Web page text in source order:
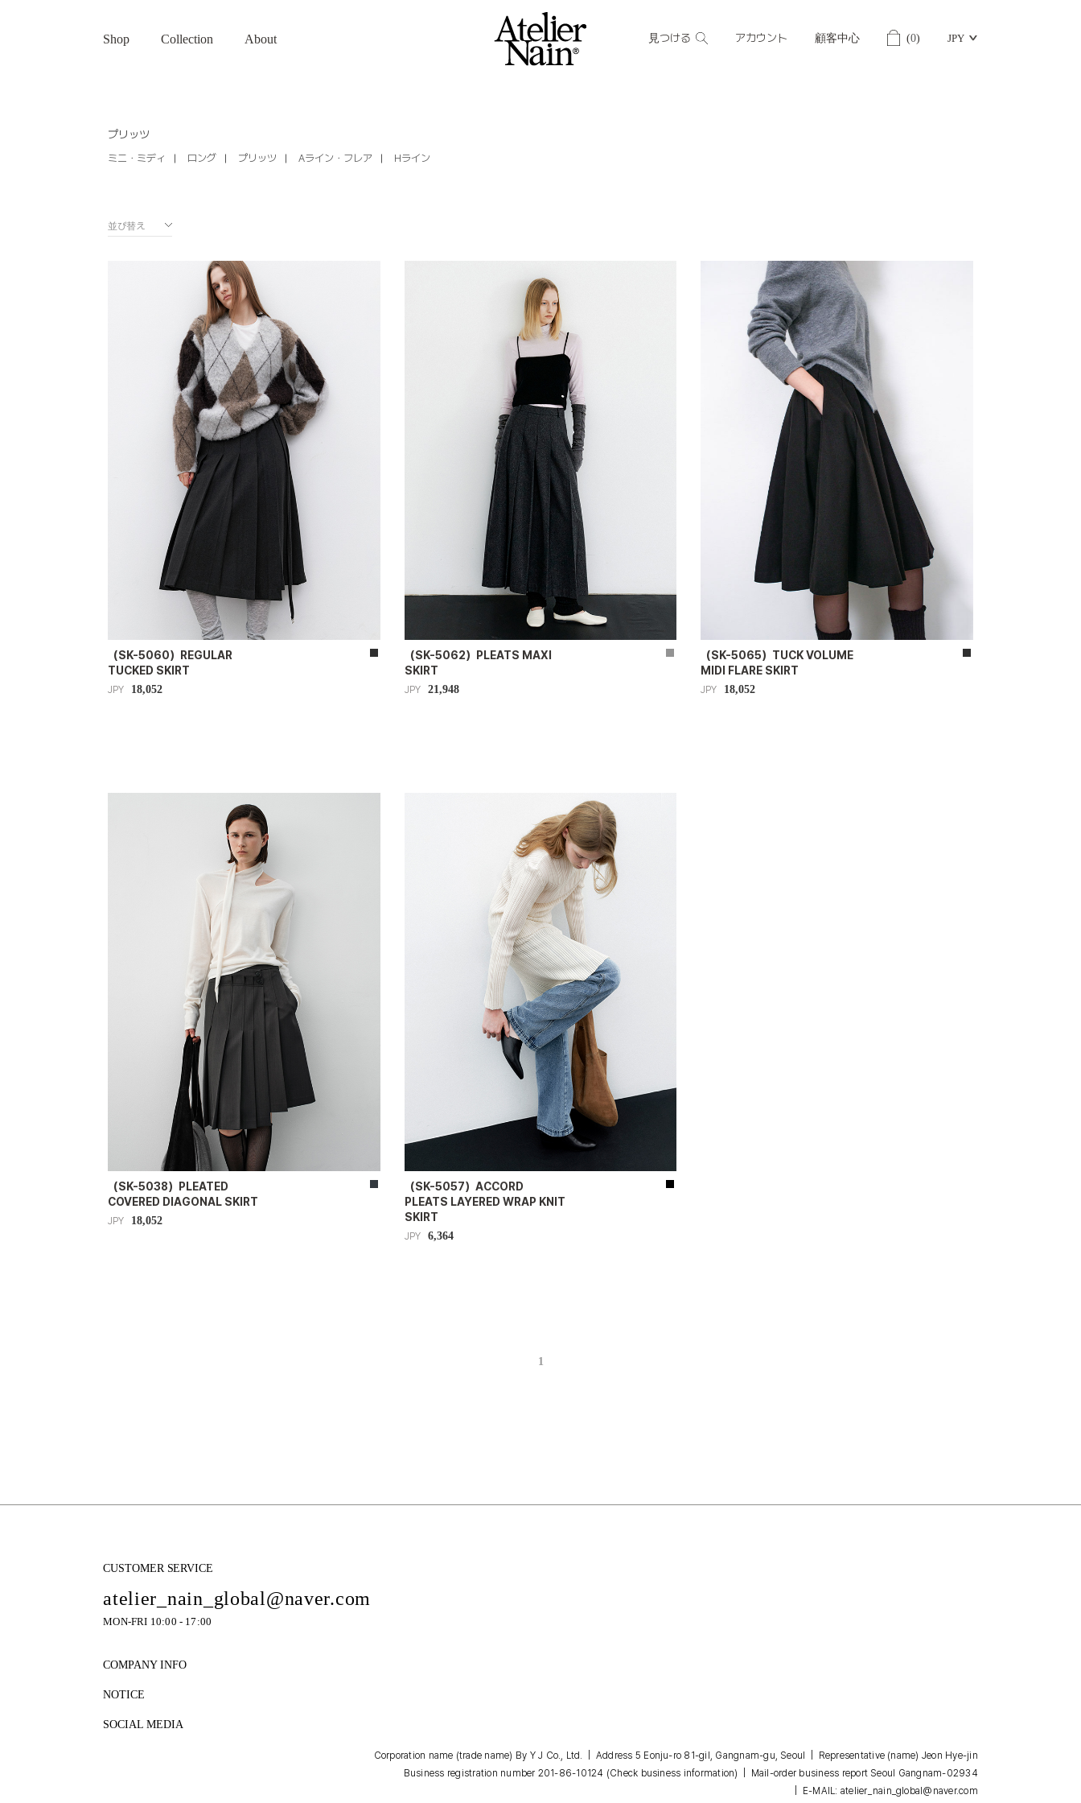
Shop Collection About 見つける アカウント 顧客中心 (0) JPY
プリッツ
ミニ・ミディ ロング プリッツ Aライン・フレア Hライン
並び替え
（SK-5060）REGULAR
TUCKED SKIRT
JPY 18,052
（SK-5062）PLEATS MAXI
SKIRT
JPY 21,948
（SK-5065）TUCK VOLUME
MIDI FLARE SKIRT
JPY 18,052
（SK-5038）PLEATED
COVERED DIAGONAL SKIRT
JPY 18,052
（SK-5057）ACCORD
PLEATS LAYERED WRAP KNIT
SKIRT
JPY 6,364
1
CUSTOMER SERVICE
atelier_nain_global@naver.com
MON-FRI 10:00 - 17:00
COMPANY INFO
NOTICE
SOCIAL MEDIA
Corporation name (trade name) By Y J Co., Ltd. | Address 5 Eonju-ro 81-gil, Gangnam-gu, Seoul | Representative (name) Jeon Hye-jin
Business registration number 201-86-10124 (Check business information)
| Mail-order business report Seoul Gangnam-02934
| E-MAIL: atelier_nain_global@naver.com